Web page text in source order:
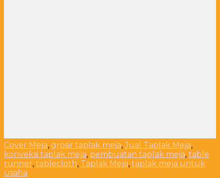
Cover Meja, grosir taplak meja,Jual Taplak Meja,
konveksi taplak meja, pembuatan taplak meja, table
runner, tablecloth, Taplak Meja, taplak meja untuk
usaha